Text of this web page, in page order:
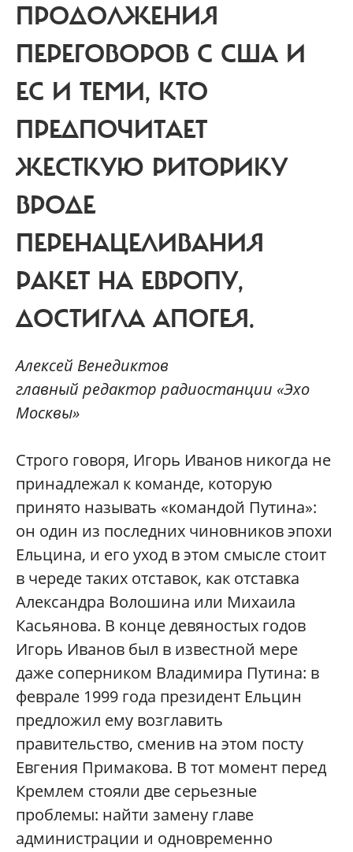
ПРОДОЛЖЕНИЯ
ПЕРЕГОВОРОВ С США И
ЕС И ТЕМИ, КТО
ПРЕДПОЧИТАЕТ
ЖЕСТКУЮ РИТОРИКУ
ВРОДЕ
ПЕРЕНАЦЕЛИВАНИЯ
РАКЕТ НА ЕВРОПУ,
ДОСТИГЛА АПОГЕЯ.
Алексей Венедиктов
главный редактор радиостанции «Эхо
Москвы»
Строго говоря, Игорь Иванов никогда не
принадлежал к команде, которую
принято называть «командой Путина»:
он один из последних чиновников эпохи
Ельцина, и его уход в этом смысле стоит
в череде таких отставок, как отставка
Александра Волошина или Михаила
Касьянова. В конце девяностых годов
Игорь Иванов был в известной мере
даже соперником Владимира Путина: в
феврале 1999 года президент Ельцин
предложил ему возглавить
правительство, сменив на этом посту
Евгения Примакова. В тот момент перед
Кремлем стояли две серьезные
проблемы: найти замену главе
администрации и одновременно